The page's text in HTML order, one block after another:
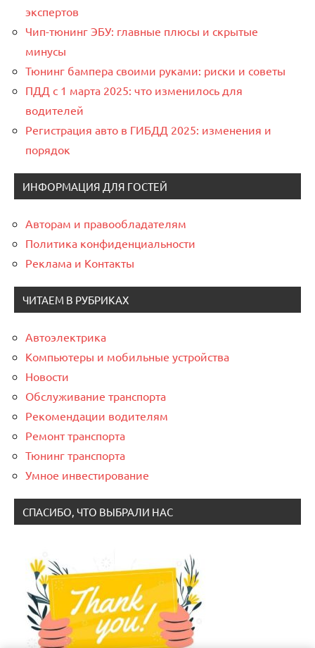
экспертов
Чип-тюнинг ЭБУ: главные плюсы и скрытые
минусы
Тюнинг бампера своими руками: риски и советы
ПДД с 1 марта 2025: что изменилось для
водителей
Регистрация авто в ГИБДД 2025: изменения и
порядок
ИНФОРМАЦИЯ ДЛЯ ГОСТЕЙ
Авторам и правообладателям
Политика конфиденциальности
Реклама и Контакты
ЧИТАЕМ В РУБРИКАХ
Автоэлектрика
Компьютеры и мобильные устройства
Новости
Обслуживание транспорта
Рекомендации водителям
Ремонт транспорта
Тюнинг транспорта
Умное инвестирование
СПАСИБО, ЧТО ВЫБРАЛИ НАС